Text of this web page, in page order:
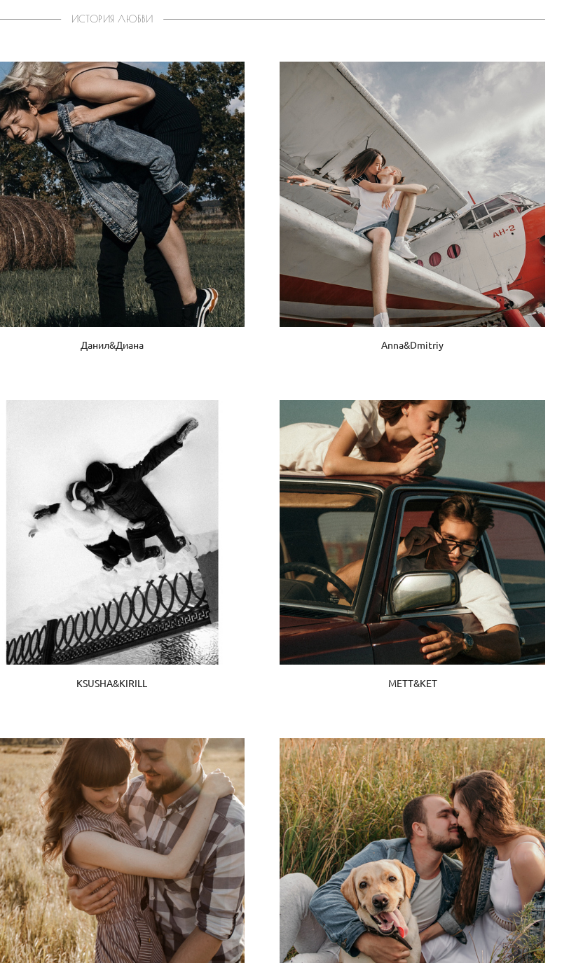
ИСТОРИЯ ЛЮБВИ
Данил&Диана Anna&Dmitriy
KSUSHA&KIRILL METT&KET